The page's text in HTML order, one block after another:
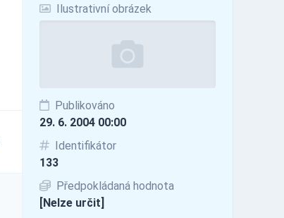
Ilustrativní obrázek
Publikováno
29. 6. 2004 00:00
Identifikátor
133
Předpokládaná hodnota
[Nelze určit]